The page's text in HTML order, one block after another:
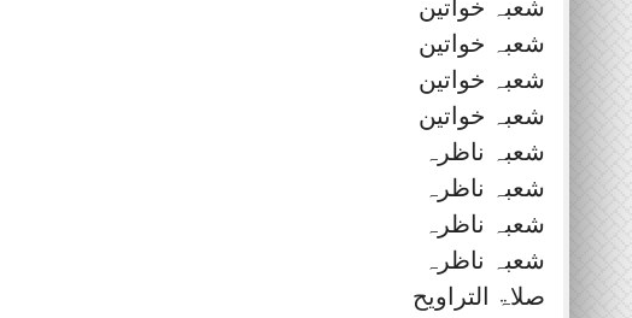
شعبہ خواتین
شعبہ خواتین
شعبہ خواتین
شعبہ خواتین
شعبہ ناظرہ
شعبہ ناظرہ
شعبہ ناظرہ
شعبہ ناظرہ
صلاۃ التراویح